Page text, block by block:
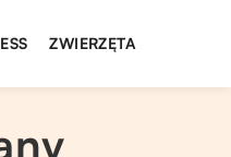
ZWIERZĘTA